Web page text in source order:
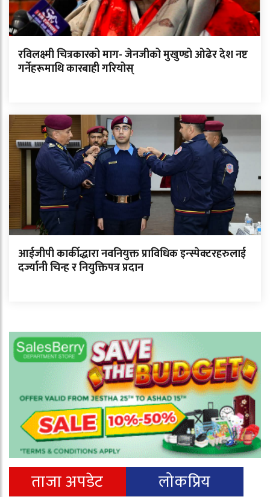
रविलक्ष्मी चित्रकारको माग- जेनजीको मुखुण्डो ओढेर देश नष्ट
गर्नेहरूमाथि कारबाही गरियोस्
आईजीपी कार्कीद्धारा नवनियुक्त प्राविधिक इन्स्पेक्टरहरुलाई
दर्ज्यानी चिन्ह र नियुक्तिपत्र प्रदान
ताजा अपडेट लोकप्रिय